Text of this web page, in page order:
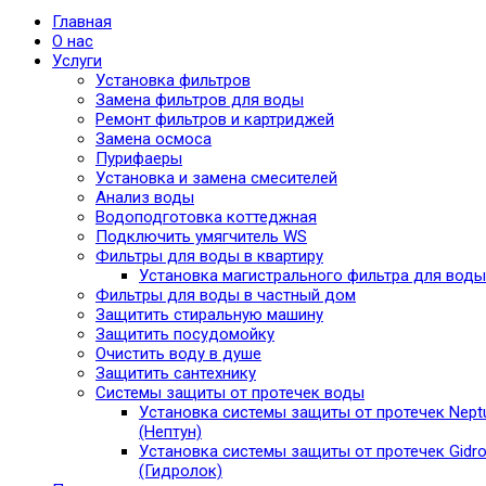
Главная
О нас
Услуги
Установка фильтров
Замена фильтров для воды
Ремонт фильтров и картриджей
Замена осмоса
Пурифаеры
Установка и замена смесителей
Анализ воды
Водоподготовка коттеджная
Подключить умягчитель WS
Фильтры для воды в квартиру
Установка магистрального фильтра для воды
Фильтры для воды в частный дом
Защитить стиральную машину
Защитить посудомойку
Очистить воду в душе
Защитить сантехнику
Системы защиты от протечек воды
Установка системы защиты от протечек
(Нептун)
Установка системы защиты от протечек
(Гидролок)